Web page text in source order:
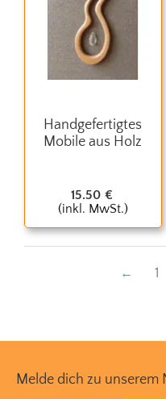
Handgefertigtes
Mobile aus Holz
15.50 €
(inkl. MwSt.)
1
Melde dich zu unserem